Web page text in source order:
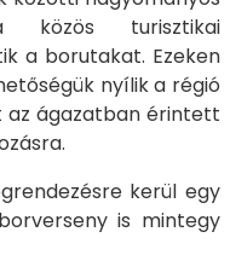
közös turisztikai
a borutakat. Ezeken
nyílik a régió
az ágazatban érintett
kerül egy
is mintegy